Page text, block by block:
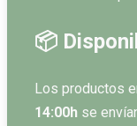
📦
Los productos
14:00h se